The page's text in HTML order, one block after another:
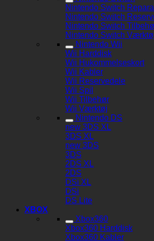
Nintendo Switch
Nintendo Switch
Nintendo Switch
Nintendo Switch
Nintendo Wii
Wii Harddisk
Wii Hukommelseskort
Wii Kabler
Wii Reservedele
Wii Spil
Wii Tilbehør
Wii Værktøj
Nintendo DS
new 3DS XL
3DS XL
new 3DS
3DS
2DS XL
2DS
DSi XL
DSi
DS Lite
XBOX
Xbox360
Xbox360 Harddisk
Xbox360 Kabler